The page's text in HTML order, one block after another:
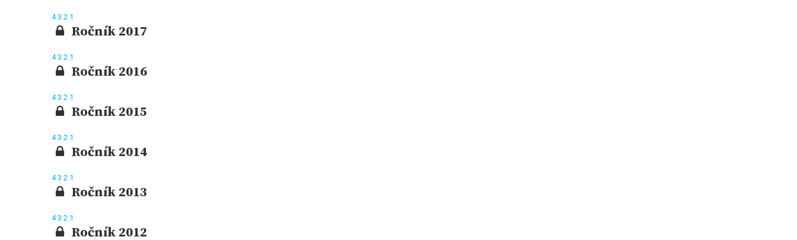
43 2 1
Ročník 2017
43 2 1
Ročník 2016
43 2 1
Ročník 2015
43 2 1
Ročník 2014
43 2 1
Ročník 2013
43 2 1
Ročník 2012